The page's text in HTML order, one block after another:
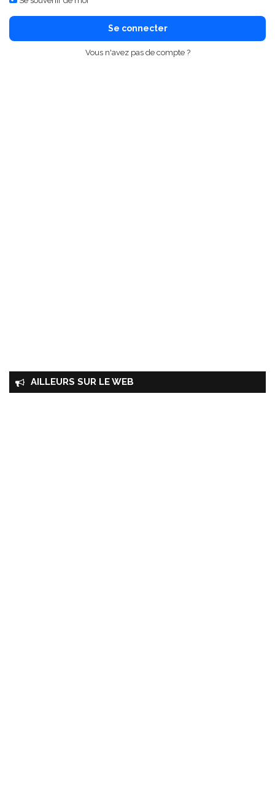
Se connecter
Vous n'avez pas de compte ?
AILLEURS SUR LE WEB